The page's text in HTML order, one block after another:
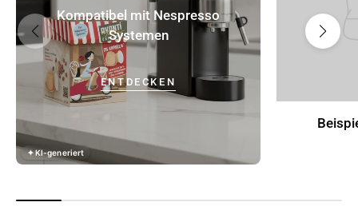
✦ KI-generiert
Kompatibel mit Nespresso
Systemen
ENTDECKEN